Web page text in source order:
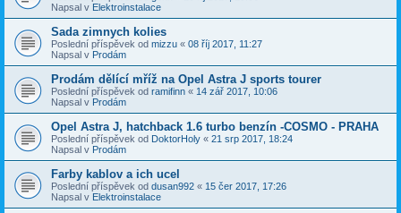
Napsal v Elektroinstalace
Sada zimnych kolies
Poslední příspěvek od mizzu « 08 říj 2017, 11:27
Napsal v Prodám
Prodám dělící mříž na Opel Astra J sports tourer
Poslední příspěvek od ramifinn « 14 zář 2017, 10:06
Napsal v Prodám
Opel Astra J, hatchback 1.6 turbo benzín -COSMO - PRAHA
Poslední příspěvek od DoktorHoly « 21 srp 2017, 18:24
Napsal v Prodám
Farby kablov a ich ucel
Poslední příspěvek od dusan992 « 15 čer 2017, 17:26
Napsal v Elektroinstalace